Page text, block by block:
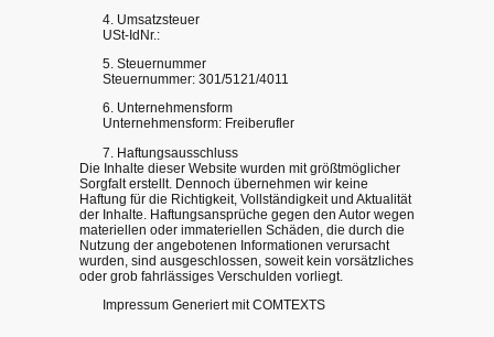
4. Umsatzsteuer
USt-IdNr.:
5. Steuernummer
Steuernummer: 301/5121/4011
6. Unternehmensform
Unternehmensform: Freiberufler
7. Haftungsausschluss
Die Inhalte dieser Website wurden mit größtmöglicher
Sorgfalt erstellt. Dennoch übernehmen wir keine
Haftung für die Richtigkeit, Vollständigkeit und Aktualität
der Inhalte. Haftungsansprüche gegen den Autor wegen
materiellen oder immateriellen Schäden, die durch die
Nutzung der angebotenen Informationen verursacht
wurden, sind ausgeschlossen, soweit kein vorsätzliches
oder grob fahrlässiges Verschulden vorliegt.
Impressum Generiert mit COMTEXTS